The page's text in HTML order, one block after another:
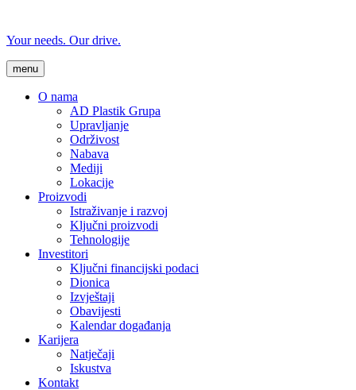
Your needs. Our drive.
menu
O nama
AD Plastik Grupa
Upravljanje
Održivost
Nabava
Mediji
Lokacije
Proizvodi
Istraživanje i razvoj
Ključni proizvodi
Tehnologije
Investitori
Ključni financijski podaci
Dionica
Izvještaji
Obavijesti
Kalendar događanja
Karijera
Natječaji
Iskustva
Kontakt